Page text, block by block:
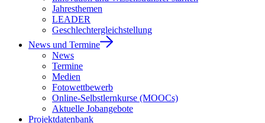
Jahresthemen
LEADER
Geschlechtergleichstellung
News und Termine
News
Termine
Medien
Fotowettbewerb
Online-Selbstlernkurse (MOOCs)
Aktuelle Jobangebote
Projektdatenbank